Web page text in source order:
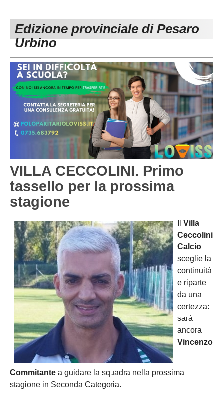
Carica la tua Rosa
1^ CATEGORIA
3^ CATEGORIA
GIOVANILI
Edizione provinciale di Pesaro
Urbino
VILLA CECCOLINI. Primo
tassello per la prossima
stagione
Villa
Ceccolini
Calcio
sceglie la
continuità
e riparte
da una
certezza:
sarà
ancora
Vincenzo
Commitante a guidare la squadra nella prossima
stagione in Seconda Categoria.